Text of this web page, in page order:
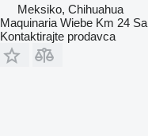
Meksiko, Chihuahua
Maquinaria Wiebe Km 24 Sa
Kontaktirajte prodavca